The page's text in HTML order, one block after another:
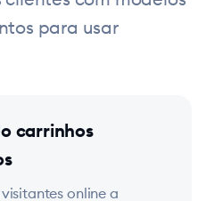
para usar
carrinhos
online a